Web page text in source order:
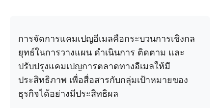
การจัดการแคมเปญอีเมลคือกระบวนการเชิงกล
ยุทธ์ในการวางแผน ดำเนินการ ติดตาม และ
ปรับปรุงแคมเปญการตลาดทางอีเมลให้มี
ประสิทธิภาพ เพื่อสื่อสารกับกลุ่มเป้าหมายของ
ธุรกิจได้อย่างมีประสิทธิผล